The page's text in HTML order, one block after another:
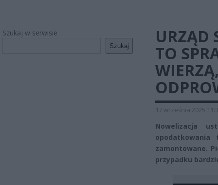
Szukaj w serwisie
Szukaj
URZĄD
TO
17 września 2025
Nowelizacja
opodatkowania
zamontowane.
przypadku